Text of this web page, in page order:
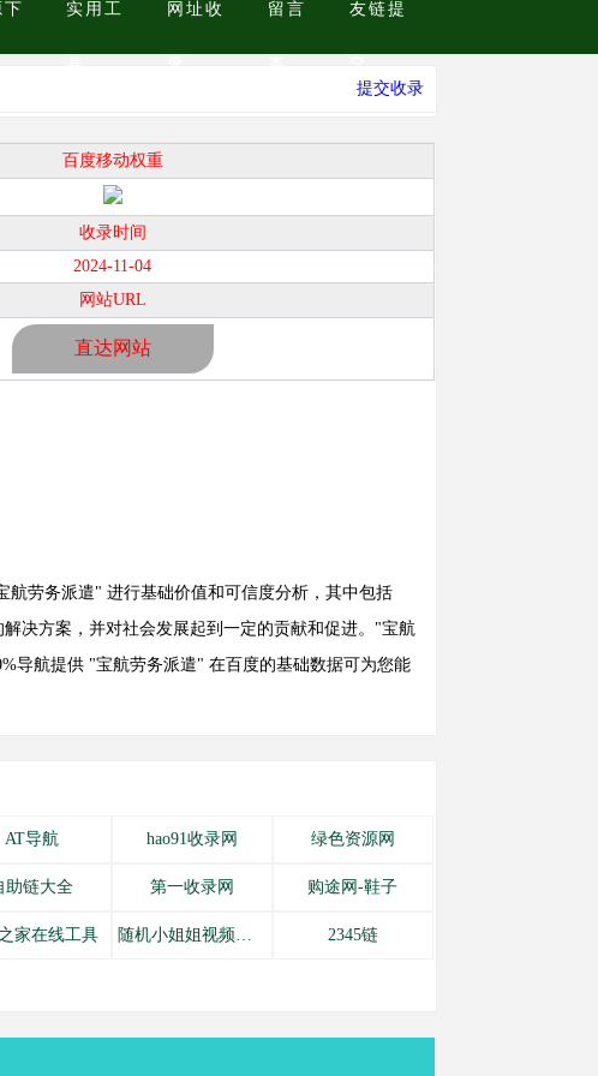
下 实用工 网址收 留言 友链提
提交收录
百度移动权重
收录时间
2024-11-04
网站URL
直达网站
航劳务派遣" 进行基础价值和可信度分析，其中包括
决方案，并对社会发展起到一定的贡献和促进。"宝航
导航提供 "宝航劳务派遣" 在百度的基础数据可为您能
AT导航 hao91收录网 绿色资源网
助链大全 第一收录网 购途网-鞋子
家在线工具 随机小姐姐视频引流网站源码 2345链